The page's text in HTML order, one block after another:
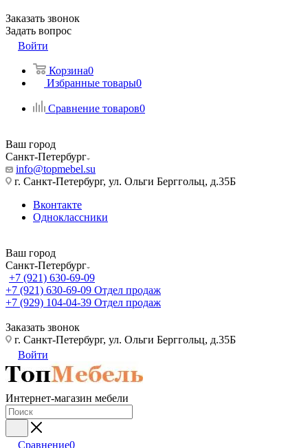
Заказать звонок
Задать вопрос
Войти
Корзина0
Избранные товары0
Сравнение товаров0
Ваш город
Санкт-Петербург
info@topmebel.su
г. Санкт-Петербург, ул. Ольги Берггольц, д.35Б
Вконтакте
Одноклассники
Ваш город
Санкт-Петербург
+7 (921) 630-69-09
+7 (921) 630-69-09 Отдел продаж
+7 (929) 104-04-39 Отдел продаж
Заказать звонок
г. Санкт-Петербург, ул. Ольги Берггольц, д.35Б
Войти
Интернет-магазин мебели
Сравнение0